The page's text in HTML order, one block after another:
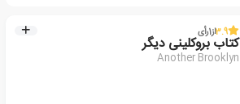
3.9از1رأی
کتاب بروکلینی دیگر
Another Brooklyn